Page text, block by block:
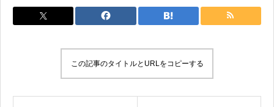
この記事のタイトルとURLをコピーする